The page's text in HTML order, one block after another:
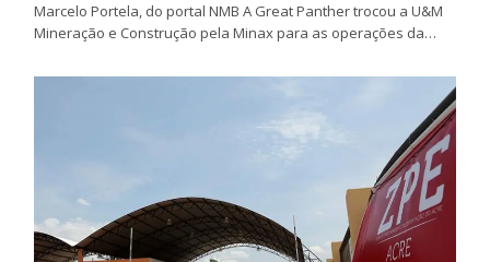
Marcelo Portela, do portal NMB A Great Panther trocou a U&M
Mineração e Construção pela Minax para as operações da…